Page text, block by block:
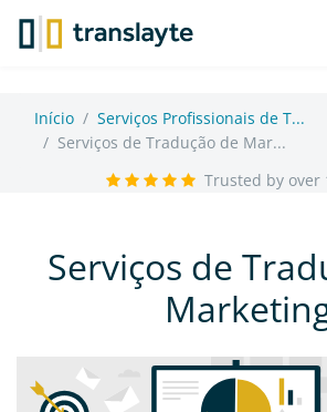
Início
Serviços Profissionais de T...
Serviços de Tradução de Mar...
Trusted by over
Serviços de